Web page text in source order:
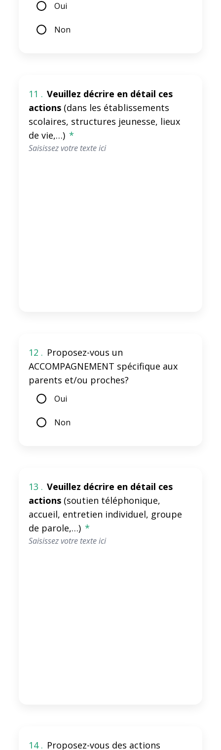
Oui
Non
11 . Veuillez décrire en détail ces
actions (dans les établissements
scolaires, structures jeunesse, lieux
de vie,…) *
12 . Proposez-vous un
ACCOMPAGNEMENT spécifique aux
parents et/ou proches?
Oui
Non
13 . Veuillez décrire en détail ces
actions (soutien téléphonique,
accueil, entretien individuel, groupe
de parole,…) *
14 . Proposez-vous des actions